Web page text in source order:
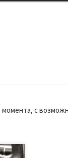
момента, с